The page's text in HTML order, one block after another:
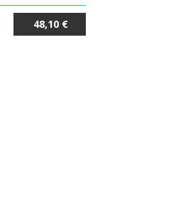
48,10 €